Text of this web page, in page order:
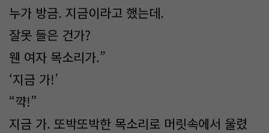
누가 방금. 지금이라고 했는데.
잘못 들은 건가?
웬 여자 목소리가.”
‘지금 가!’
“꺅!”
지금 가. 또박또박한 목소리로 머릿속에서 울렸